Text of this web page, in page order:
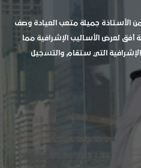
الأستاذة جميلة متعب العيادة وصف
أفق لعرض الأساليب الإشرافية مما
التي ستقام والتسجيل